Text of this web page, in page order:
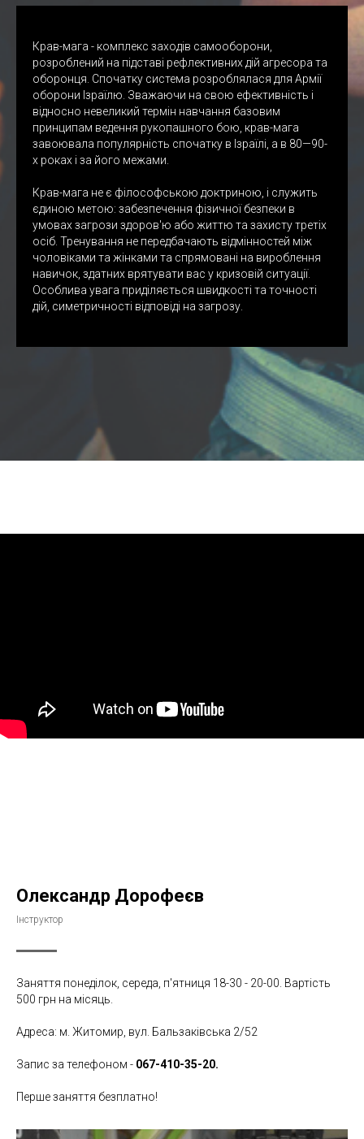
Крав-мага - комплекс заходів самооборони,
розроблений на підставі рефлективних дій агресора та
оборонця. Спочатку система розроблялася для Армії
оборони Ізраїлю. Зважаючи на свою ефективність і
відносно невеликий термін навчання базовим
принципам ведення рукопашного бою, крав-мага
завоювала популярність спочатку в Ізраїлі, а в 80—90-
х роках і за його межами.
Крав-мага не є філософською доктриною, і служить
єдиною метою: забезпечення фізичної безпеки в
умовах загрози здоров'ю або життю та захисту третіх
осіб. Тренування не передбачають відмінностей між
чоловіками та жінками та спрямовані на вироблення
навичок, здатних врятувати вас у кризовій ситуації.
Особлива увага приділяється швидкості та точності
дій, симетричності відповіді на загрозу.
Олександр Дорофеєв
Інструктор
Заняття понеділок, середа, п'ятниця 18-30 - 20-00. Вартість
500 грн на місяць.
Адреса: м. Житомир, вул. Бальзаківська 2/52
Запис за телефоном - 067-410-35-20.
Перше заняття безплатно!